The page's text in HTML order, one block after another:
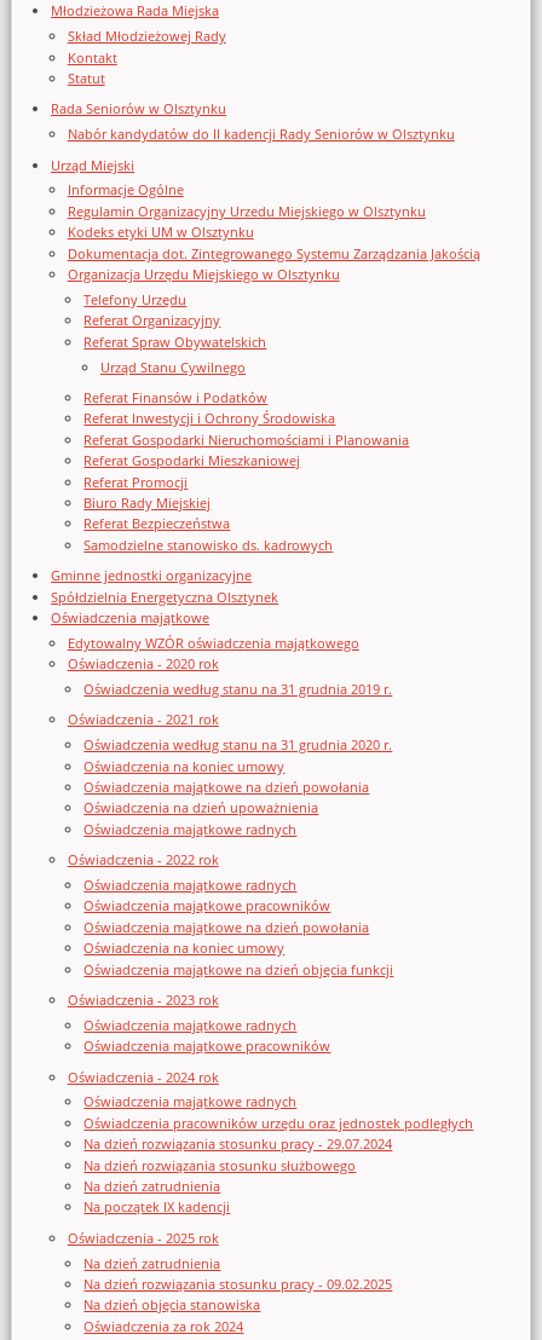
Młodzieżowa Rada Miejska
Skład Młodzieżowej Rady
Kontakt
Statut
Rada Seniorów w Olsztynku
Nabór kandydatów do II kadencji Rady Seniorów w Olsztynku
Urząd Miejski
Informacje Ogólne
Regulamin Organizacyjny Urzedu Miejskiego w Olsztynku
Kodeks etyki UM w Olsztynku
Dokumentacja dot. Zintegrowanego Systemu Zarządzania Jakością
Organizacja Urzędu Miejskiego w Olsztynku
Telefony Urzędu
Referat Organizacyjny
Referat Spraw Obywatelskich
Urząd Stanu Cywilnego
Referat Finansów i Podatków
Referat Inwestycji i Ochrony Środowiska
Referat Gospodarki Nieruchomościami i Planowania
Referat Gospodarki Mieszkaniowej
Referat Promocji
Biuro Rady Miejskiej
Referat Bezpieczeństwa
Samodzielne stanowisko ds. kadrowych
Gminne jednostki organizacyjne
Spółdzielnia Energetyczna Olsztynek
Oświadczenia majątkowe
Edytowalny WZÓR oświadczenia majątkowego
Oświadczenia - 2020 rok
Oświadczenia według stanu na 31 grudnia 2019 r.
Oświadczenia - 2021 rok
Oświadczenia według stanu na 31 grudnia 2020 r.
Oświadczenia na koniec umowy
Oświadczenia majątkowe na dzień powołania
Oświadczenia na dzień upoważnienia
Oświadczenia majątkowe radnych
Oświadczenia - 2022 rok
Oświadczenia majątkowe radnych
Oświadczenia majątkowe pracowników
Oświadczenia majątkowe na dzień powołania
Oświadczenia na koniec umowy
Oświadczenia majątkowe na dzień objęcia funkcji
Oświadczenia - 2023 rok
Oświadczenia majątkowe radnych
Oświadczenia majątkowe pracowników
Oświadczenia - 2024 rok
Oświadczenia majątkowe radnych
Oświadczenia pracowników urzędu oraz jednostek podległych
Na dzień rozwiązania stosunku pracy - 29.07.2024
Na dzień rozwiązania stosunku służbowego
Na dzień zatrudnienia
Na początek IX kadencji
Oświadczenia - 2025 rok
Na dzień zatrudnienia
Na dzień rozwiązania stosunku pracy - 09.02.2025
Na dzień objęcia stanowiska
Oświadczenia za rok 2024